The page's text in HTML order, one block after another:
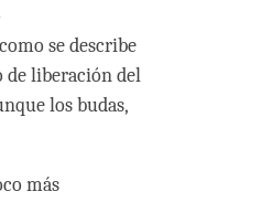
se describe
de liberación del
los budas,
más